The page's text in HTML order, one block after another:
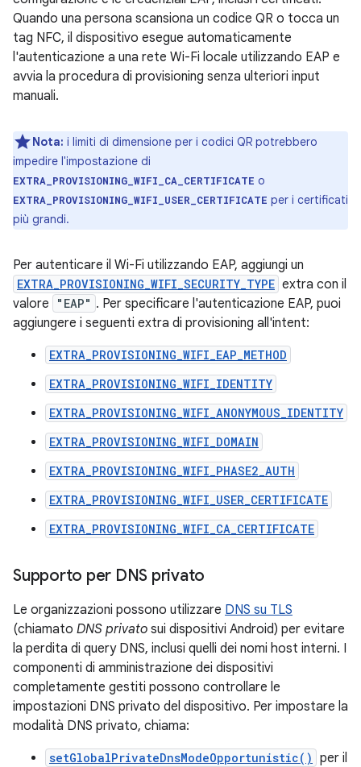
Quando una persona scansiona un codice QR o tocca un
tag NFC, il dispositivo esegue automaticamente
l'autenticazione a una rete Wi-Fi locale utilizzando EAP e
avvia la procedura di provisioning senza ulteriori input
manuali.
Nota: i limiti di dimensione per i codici QR potrebbero
impedire l'impostazione di
EXTRA_PROVISIONING_WIFI_CA_CERTIFICATE o
EXTRA_PROVISIONING_WIFI_USER_CERTIFICATE per i certificati
più grandi.
Per autenticare il Wi-Fi utilizzando EAP, aggiungi un
EXTRA_PROVISIONING_WIFI_SECURITY_TYPE extra con il
valore
"EAP" . Per specificare l'autenticazione EAP, puoi
aggiungere i seguenti extra di provisioning all'intent:
EXTRA_PROVISIONING_WIFI_EAP_METHOD
EXTRA_PROVISIONING_WIFI_IDENTITY
EXTRA_PROVISIONING_WIFI_ANONYMOUS_IDENTITY
EXTRA_PROVISIONING_WIFI_DOMAIN
EXTRA_PROVISIONING_WIFI_PHASE2_AUTH
EXTRA_PROVISIONING_WIFI_USER_CERTIFICATE
EXTRA_PROVISIONING_WIFI_CA_CERTIFICATE
Supporto per DNS privato
Le organizzazioni possono utilizzare DNS su TLS
(chiamato DNS privato sui dispositivi Android) per evitare
la perdita di query DNS, inclusi quelli dei nomi host interni. I
componenti di amministrazione dei dispositivi
completamente gestiti possono controllare le
impostazioni DNS privato del dispositivo. Per impostare la
modalità DNS privato, chiama:
setGlobalPrivateDnsModeOpportunistic() per il